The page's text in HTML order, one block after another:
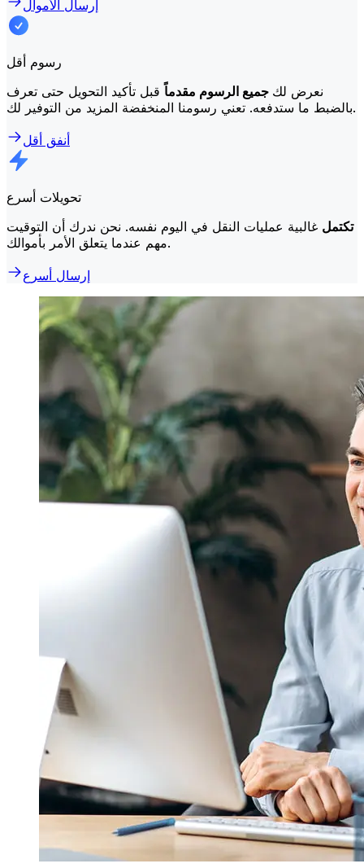
إرسال الأموال
رسوم أقل
نعرض لك جميع الرسوم مقدماًقبل تأكيد التحويل حتى تعرف
بالضبط ما ستدفعه. تعني رسومنا المنخفضة المزيد من التوفير لك.
أنفق أقل
تحويلات أسرع
تكتمل غالبية عمليات النقل في اليوم نفسه. نحن ندرك أن التوقيت
مهم عندما يتعلق الأمر بأموالك.
إرسال أسرع